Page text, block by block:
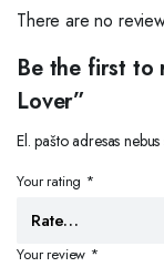
There are no
Be the first to
Lover”
El. pašto adresas
Your rating *
Your review *